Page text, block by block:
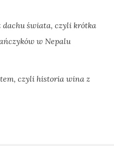
dachu świata, czyli krótka
w Nepalu
czyli historia wina z